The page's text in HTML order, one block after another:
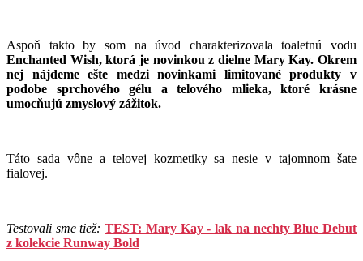
Aspoň takto by som na úvod charakterizovala toaletnú vodu
Enchanted Wish, ktorá je novinkou z dielne Mary Kay. Okrem
nej nájdeme ešte medzi novinkami limitované produkty v
podobe sprchového gélu a telového mlieka, ktoré krásne
umocňujú zmyslový zážitok.
Táto sada vône a telovej kozmetiky sa nesie v tajomnom šate
fialovej.
Testovali sme tiež:TEST: Mary Kay - lak na nechty Blue Debut
z kolekcie Runway Bold